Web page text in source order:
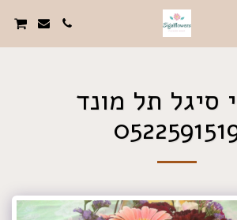
סיגל תל מונד